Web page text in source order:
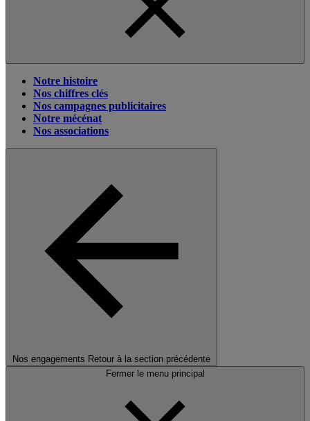
Notre histoire
Nos chiffres clés
Nos campagnes publicitaires
Notre mécénat
Nos associations
Nos engagements Retour à la section précédente
Fermer le menu principal